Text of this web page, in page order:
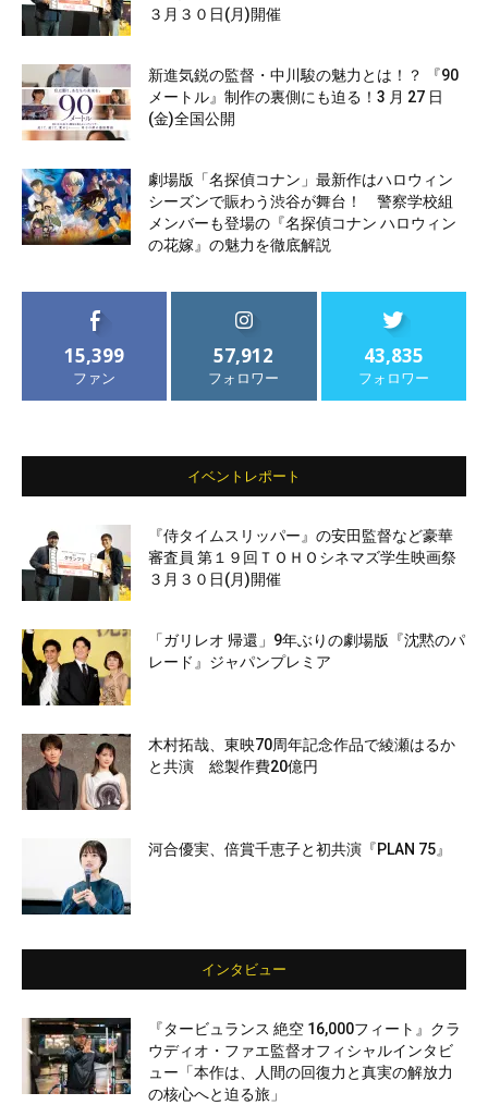
３月３０日(月)開催
新進気鋭の監督・中川駿の魅力とは！？ 『90
メートル』制作の裏側にも迫る！3 月 27 日
(金)全国公開
劇場版「名探偵コナン」最新作はハロウィン
シーズンで賑わう渋谷が舞台！ 警察学校組
メンバーも登場の『名探偵コナン ハロウィン
の花嫁』の魅力を徹底解説
15,399
ファン
57,912
フォロワー
43,835
フォロワー
イベントレポート
『侍タイムスリッパー』の安田監督など豪華
審査員 第１９回ＴＯＨＯシネマズ学生映画祭
３月３０日(月)開催
「ガリレオ 帰還」9年ぶりの劇場版『沈黙のパ
レード』ジャパンプレミア
木村拓哉、東映70周年記念作品で綾瀬はるか
と共演 総製作費20億円
河合優実、倍賞千恵子と初共演『PLAN 75』
インタビュー
『タービュランス 絶空 16,000フィート』クラ
ウディオ・ファエ監督オフィシャルインタビ
ュー「本作は、人間の回復力と真実の解放力
の核心へと迫る旅」